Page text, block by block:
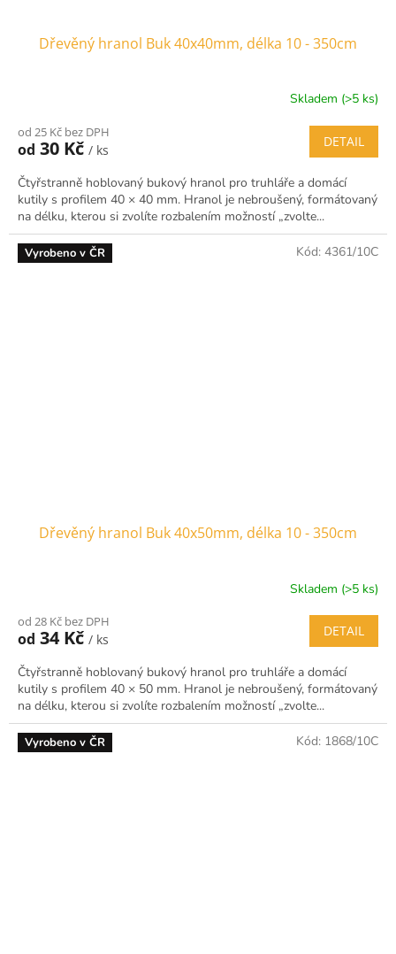
Dřevěný hranol Buk 40x40mm, délka 10 - 350cm
Skladem (>5 ks)
od 25 Kč bez DPH
od 30 Kč / ks
DETAIL
Čtyřstranně hoblovaný bukový hranol pro truhláře a domácí
kutily s profilem 40 × 40 mm. Hranol je nebroušený, formátovaný
na délku, kterou si zvolíte rozbalením možností „zvolte...
Vyrobeno v ČR
Dřevěný hranol Buk 40x50mm, délka 10 - 350cm
Skladem (>5 ks)
od 28 Kč bez DPH
od 34 Kč / ks
DETAIL
Čtyřstranně hoblovaný bukový hranol pro truhláře a domácí
kutily s profilem 40 × 50 mm. Hranol je nebroušený, formátovaný
na délku, kterou si zvolíte rozbalením možností „zvolte...
Kód: 4361/10C
Vyrobeno v ČR Kód: 1868/10C